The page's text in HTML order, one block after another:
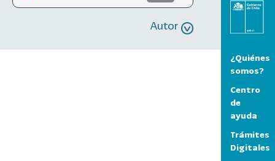
Autor
¿Quiénes
somos?
Centro
de
ayuda
Trámites
Digitales